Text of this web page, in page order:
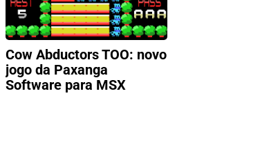
Cow Abductors TOO: novo
jogo da Paxanga
Software para MSX